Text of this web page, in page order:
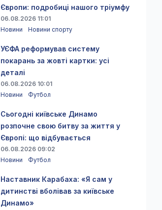
Європи: подробиці нашого тріумфу
06.08.2026 11:01
Новини
Новини спорту
УЄФА реформував систему
покарань за жовті картки: усі
деталі
06.08.2026 10:01
Новини
Футбол
Сьогодні київське Динамо
розпочне свою битву за життя у
Європі: що відбувається
06.08.2026 09:02
Новини
Футбол
Наставник Карабаха: «Я сам у
дитинстві вболівав за київське
Динамо»